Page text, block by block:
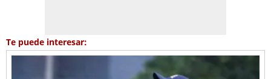
Te puede interesar: